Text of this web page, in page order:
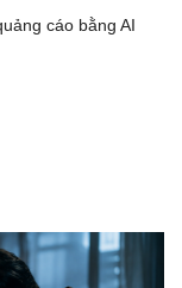
cáo bằng AI